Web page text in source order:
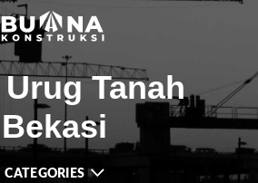
Tanah
Bekasi
CATEGORIES